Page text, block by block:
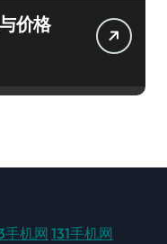
价格
手机网 131手机网